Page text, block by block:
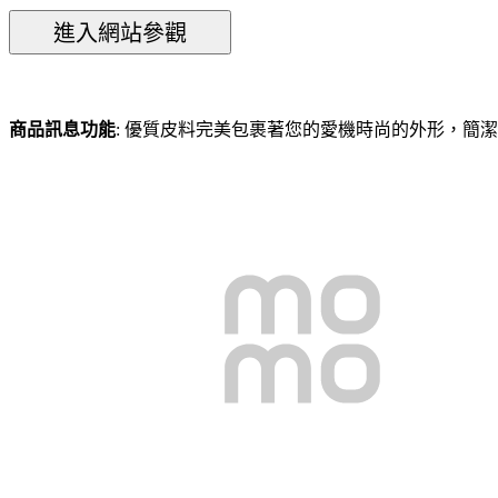
商品訊息功能: 優質皮料完美包裹著您的愛機時尚的外形，簡